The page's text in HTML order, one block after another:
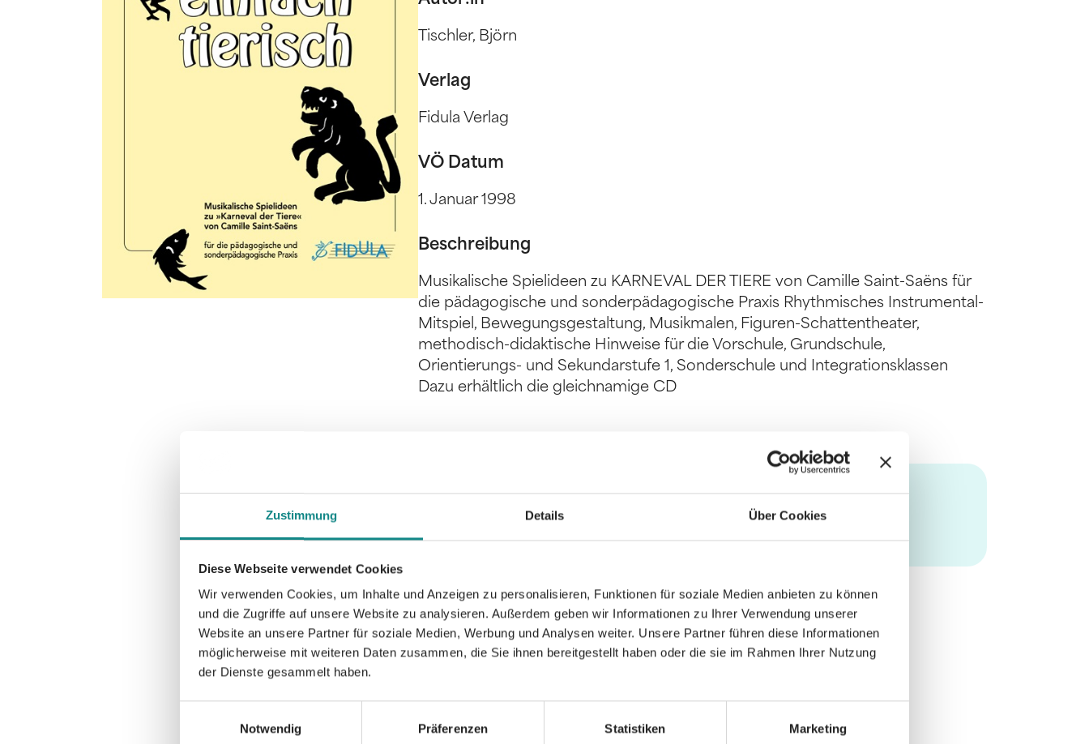
Zustimmung Details Über Cookies
Diese Webseite verwendet Cookies
Wir verwenden Cookies, um Inhalte und Anzeigen zu personalisieren, Funktionen für soziale Medien anbieten zu können
und die Zugriffe auf unsere Website zu analysieren. Außerdem geben wir Informationen zu Ihrer Verwendung unserer
Website an unsere Partner für soziale Medien, Werbung und Analysen weiter. Unsere Partner führen diese Informationen
möglicherweise mit weiteren Daten zusammen, die Sie ihnen bereitgestellt haben oder die sie im Rahmen Ihrer Nutzung
der Dienste gesammelt haben.
Notwendig
Präferenzen Statistiken Marketing
Tischler, Björn
Verlag
Fidula Verlag
VÖ Datum
1. Januar 1998
Beschreibung
Musikalische Spielideen zu KARNEVAL DER TIERE von Camille Saint-Saëns für
die pädagogische und sonderpädagogische Praxis Rhythmisches Instrumental-
Mitspiel, Bewegungsgestaltung, Musikmalen, Figuren-Schattentheater,
methodisch-didaktische Hinweise für die Vorschule, Grundschule,
Orientierungs- und Sekundarstufe 1, Sonderschule und Integrationsklassen
Dazu erhältlich die gleichnamige CD